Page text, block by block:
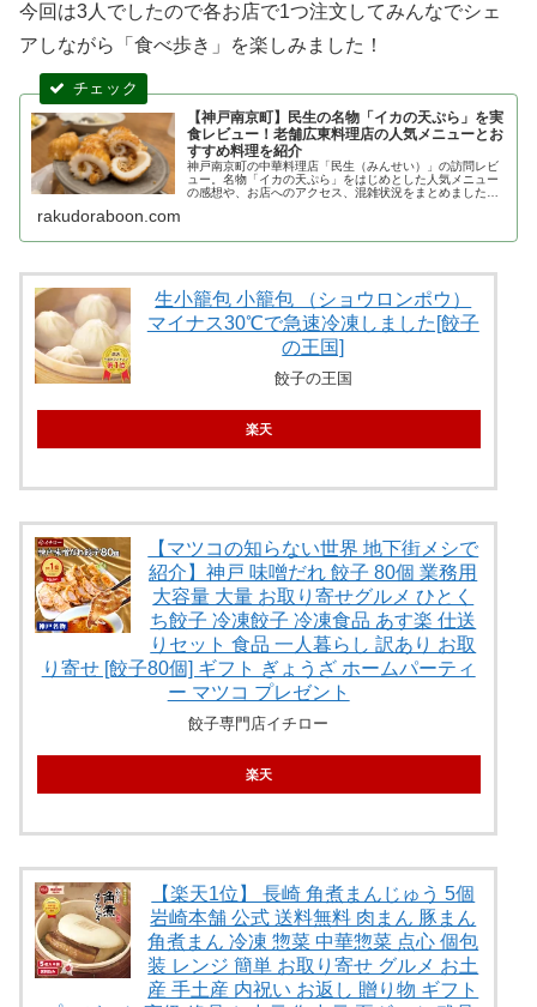
今回は3人でしたので各お店で1つ注文してみんなでシェ
アしながら「食べ歩き」を楽しみました！
【神戸南京町】民生の名物「イカの天ぷら」を実
食レビュー！老舗広東料理店の人気メニューとお
すすめ料理を紹介
神戸南京町の中華料理店「民生（みんせい）」の訪問レビ
ュー。名物「イカの天ぷら」をはじめとした人気メニュー
の感想や、お店へのアクセス、混雑状況をまとめました。
rakudoraboon.com
生小籠包 小籠包 （ショウロンポウ）
マイナス30℃で急速冷凍しました[餃子
の王国]
餃子の王国
楽天
【マツコの知らない世界 地下街メシで
紹介】神戸 味噌だれ 餃子 80個 業務用
大容量 大量 お取り寄せグルメ ひとく
ち餃子 冷凍餃子 冷凍食品 あす楽 仕送
りセット 食品 一人暮らし 訳あり お取
り寄せ [餃子80個] ギフト ぎょうざ ホームパーティ
ー マツコ プレゼント
餃子専門店イチロー
楽天
【楽天1位】 長崎 角煮まんじゅう 5個
岩崎本舗 公式 送料無料 肉まん 豚まん
角煮まん 冷凍 惣菜 中華惣菜 点心 個包
装 レンジ 簡単 お取り寄せ グルメ お土
産 手土産 内祝い お返し 贈り物 ギフト